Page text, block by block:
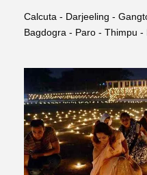
Calcuta - Darjeeling -
Bagdogra - Paro - Thimpu -